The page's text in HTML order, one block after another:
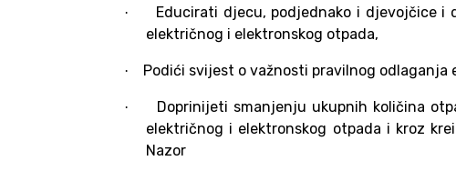
·
Educirati djecu, podjednako i djevojčice i
električnog i elektronskog otpada,
· Podići svijest o važnosti pravilnog odlaganja
·
Doprinijeti smanjenju ukupnih količina
električnog i elektronskog otpada i kroz
Nazor